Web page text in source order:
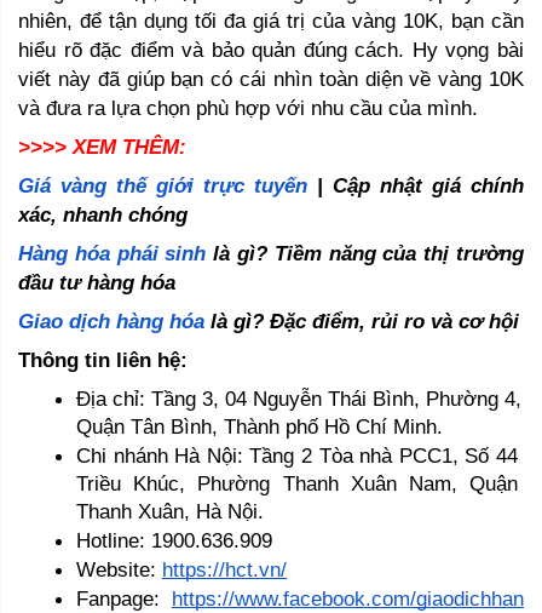
nhiên, để tận dụng tối đa giá trị của vàng 10K, bạn cần
hiểu rõ đặc điểm và bảo quản đúng cách. Hy vọng bài
viết này đã giúp bạn có cái nhìn toàn diện về vàng 10K
và đưa ra lựa chọn phù hợp với nhu cầu của mình.
>>>> XEM THÊM:
Giá vàng thế giới trực tuyến | Cập nhật giá chính
xác, nhanh chóng
Hàng hóa phái sinh là gì? Tiềm năng của thị trường
đầu tư hàng hóa
Giao dịch hàng hóa là gì? Đặc điểm, rủi ro và cơ hội
Thông tin liên hệ:
Địa chỉ: Tầng 3, 04 Nguyễn Thái Bình, Phường 4,
Quận Tân Bình, Thành phố Hồ Chí Minh.
Chi nhánh Hà Nội: Tầng 2 Tòa nhà PCC1, Số 44
Triều Khúc, Phường Thanh Xuân Nam, Quận
Thanh Xuân, Hà Nội.
Hotline: 1900.636.909
Website: https://hct.vn/
Fanpage: https://www.facebook.com/giaodichhan